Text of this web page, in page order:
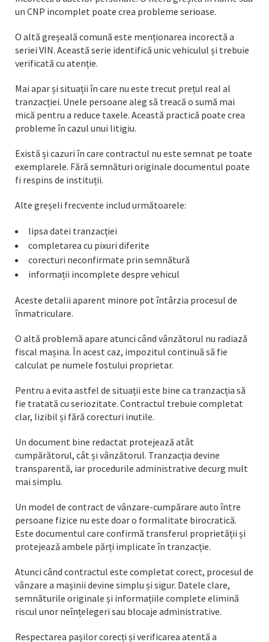
un CNP incomplet poate crea probleme serioase.
O altă greșeală comună este menționarea incorectă a
seriei VIN. Această serie identifică unic vehiculul și trebuie
verificată cu atenție.
Mai apar și situații în care nu este trecut prețul real al
tranzacției. Unele persoane aleg să treacă o sumă mai
mică pentru a reduce taxele. Această practică poate crea
probleme în cazul unui litigiu.
Există și cazuri în care contractul nu este semnat pe toate
exemplarele. Fără semnături originale documentul poate
fi respins de instituții.
Alte greșeli frecvente includ următoarele:
lipsa datei tranzacției
completarea cu pixuri diferite
corecturi neconfirmate prin semnătură
informații incomplete despre vehicul
Aceste detalii aparent minore pot întârzia procesul de
înmatriculare.
O altă problemă apare atunci când vânzătorul nu radiază
fiscal mașina. În acest caz, impozitul continuă să fie
calculat pe numele fostului proprietar.
Pentru a evita astfel de situații este bine ca tranzacția să
fie tratată cu seriozitate. Contractul trebuie completat
clar, lizibil și fără corecturi inutile.
Un document bine redactat protejează atât
cumpărătorul, cât și vânzătorul. Tranzacția devine
transparentă, iar procedurile administrative decurg mult
mai simplu.
Un model de contract de vânzare-cumpărare auto între
persoane fizice nu este doar o formalitate birocratică.
Este documentul care confirmă transferul proprietății și
protejează ambele părți implicate în tranzacție.
Atunci când contractul este completat corect, procesul de
vânzare a mașinii devine simplu și sigur. Datele clare,
semnăturile originale și informațiile complete elimină
riscul unor neînțelegeri sau blocaje administrative.
Respectarea pașilor corecți și verificarea atentă a